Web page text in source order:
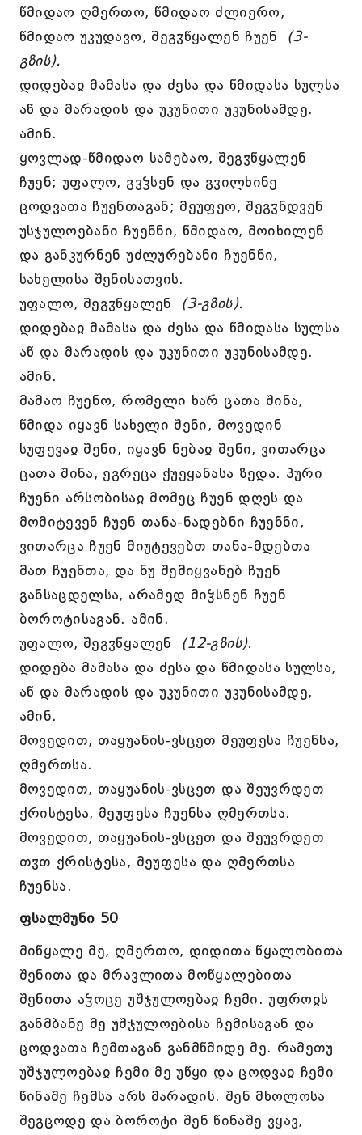
წმიდაო ღმერთო, წმიდაო ძლიერო,
წმიდაო უკუდავო, შეგჳწყალენ ჩუენ (3-
გზის).
დიდებაჲ მამასა და ძესა და წმიდასა სულსა
აწ და მარადის და უკუნითი უკუნისამდე.
ამინ.
ყოვლად-წმიდაო სამებაო, შეგჳწყალენ
ჩუენ; უფალო, გჳჴსენ და გჳილხინე
ცოდვათა ჩუენთაგან; მეუფეო, შეგჳნდვენ
უსჯულოებანი ჩუენნი, წმიდაო, მოიხილენ
და განკურნენ უძლურებანი ჩუენნი,
სახელისა შენისათვის.
უფალო, შეგჳწყალენ (3-გზის).
დიდებაჲ მამასა და ძესა და წმიდასა სულსა
აწ და მარადის და უკუნითი უკუნისამდე.
ამინ.
მამაო ჩუენო, რომელი ხარ ცათა შინა,
წმიდა იყავნ სახელი შენი, მოვედინ
სუფევაჲ შენი, იყავნ ნებაჲ შენი, ვითარცა
ცათა შინა, ეგრეცა ქუეყანასა ზედა. პური
ჩუენი არსობისაჲ მომეც ჩუენ დღეს და
მომიტევენ ჩუენ თანა-ნადებნი ჩუენნი,
ვითარცა ჩუენ მიუტევებთ თანა-მდებთა
მათ ჩუენთა, და ნუ შემიყვანებ ჩუენ
განსაცდელსა, არამედ მიჴსნენ ჩუენ
ბოროტისაგან. ამინ.
უფალო, შეგჳწყალენ (12-გზის).
დიდება მამასა და ძესა და წმიდასა სულსა,
აწ და მარადის და უკუნითი უკუნისამდე,
ამინ.
მოვედით, თაყუანის-ვსცეთ მეუფესა ჩუენსა,
ღმერთსა.
მოვედით, თაყუანის-ვსცეთ და შეუვრდეთ
ქრისტესა, მეუფესა ჩუენსა ღმერთსა.
მოვედით, თაყუანის-ვსცეთ და შეუვრდეთ
თჳთ ქრისტესა, მეუფესა და ღმერთსა
ჩუენსა.
ფსალმუნი 50
მიწყალე მე, ღმერთო, დიდითა წყალობითა
შენითა და მრავლითა მოწყალებითა
შენითა აჴოცე უშჯულოებაჲ ჩემი. უფროჲს
განმბანე მე უშჯულოებისა ჩემისაგან და
ცოდვათა ჩემთაგან განმწმიდე მე. რამეთუ
უშჯულოებაჲ ჩემი მე უწყი და ცოდვაჲ ჩემი
წინაშე ჩემსა არს მარადის. შენ მხოლოსა
შეგცოდე და ბოროტი შენ წინაშე ვყავ,